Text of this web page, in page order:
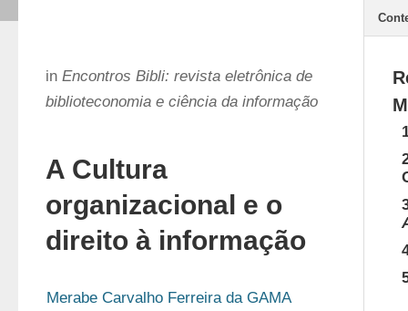
in Encontros Bibli: revista eletrônica de
biblioteconomia e ciência da informação
A Cultura
organizacional e o
direito à informação
Merabe Carvalho Ferreira da GAMA